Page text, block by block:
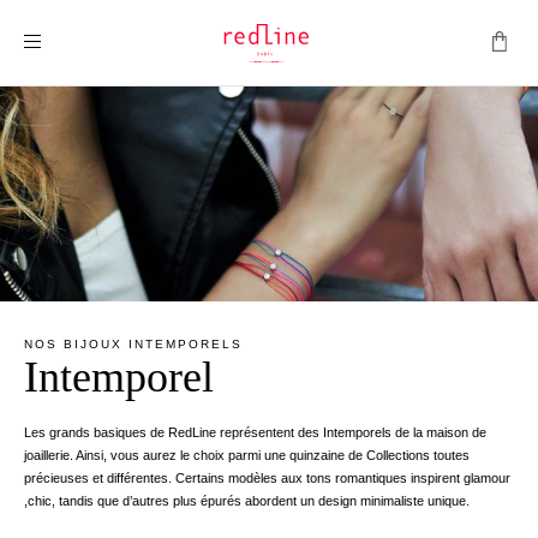
NOS BIJOUX INTEMPORELS
Intemporel
Les grands basiques de RedLine représentent des Intemporels de la maison de
joaillerie. Ainsi, vous aurez le choix parmi une quinzaine de Collections toutes
précieuses et différentes. Certains modèles aux tons romantiques inspirent glamour
,chic, tandis que d’autres plus épurés abordent un design minimaliste unique.